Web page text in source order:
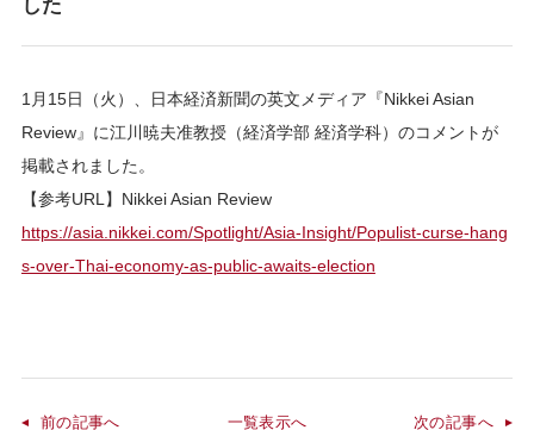
した
1月15日（火）、日本経済新聞の英文メディア『Nikkei Asian
Review』に江川暁夫准教授（経済学部 経済学科）のコメントが
掲載されました。
【参考URL】Nikkei Asian Review
https://asia.nikkei.com/Spotlight/Asia-Insight/Populist-curse-hang
s-over-Thai-economy-as-public-awaits-election
前の記事へ 一覧表示へ 次の記事へ